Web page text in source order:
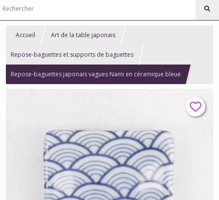
Accueil Art de la table japonais
Repose-baguettes et supports de baguettes
Repose-baguettes japonais vagues Nami en céramique bleue